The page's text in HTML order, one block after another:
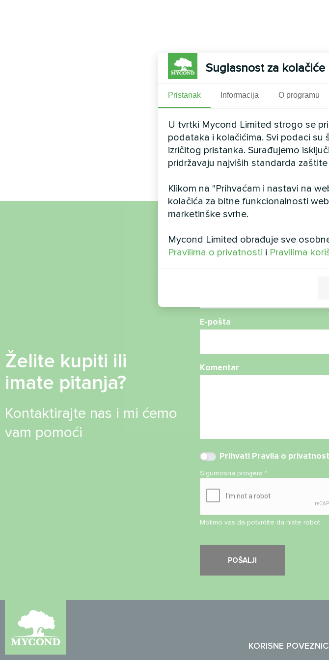
Želite kupiti ili
imate pitanja?
Kontaktirajte nas i mi ćemo
vam pomoći
E-pošta
Komentar
Prihvati Pravila o
Sigurnosna provjera*
Molimo vas da potvrdite da niste robot.
KORISNE
Suglasnost za kolačiće
Pristanak Informacija O programu
U tvrtki Mycond Limited strogo se
podataka i kolačićima. Svi podaci su
izričitog pristanka. Surađujemo
pridržavaju najviših standarda
Klikom na "Prihvaćam i nastavi na
kolačića za bitne funkcionalnosti
marketinške svrhe.
Mycond Limited obrađuje sve
Pravilima o privatnosti i Pravilima